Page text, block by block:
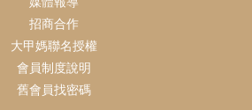
招商合作
大甲媽聯名授權
會員制度說明
舊會員找密碼